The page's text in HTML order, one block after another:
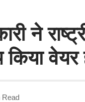
ने
वेयर
Read